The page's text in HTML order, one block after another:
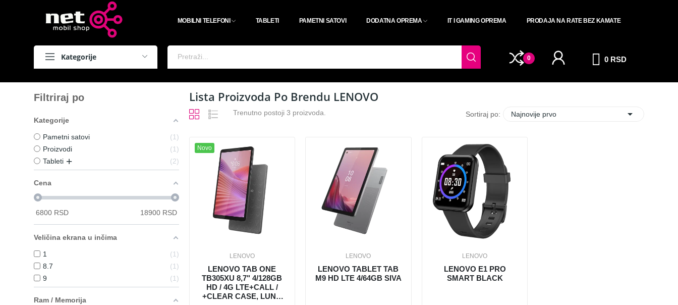
MOBILNI TELEFONI TABLETI PAMETNI SATOVI DODATNA OPREMA IT I GAMING OPREMA PRODAJA NA RATE BEZ KAMATE
Kategorije 0 0 RSD
Filtriraj po
Kategorije
Pametni satovi
1
Proizvodi
1
Tableti
2
Cena
6800 RSD 18900RSD
Veličina ekrana u inčima
1
1
8.7
1
9
1
Ram / Memorija
Lista Proizvoda Po Brendu LENOVO
Trenutno postoji 3 proizvoda. Sortiraj po: Najnovije prvo 
Novo
LENOVO
LENOVO TAB ONE
TB305XU 8,7" 4/128GB
HD / 4G LTE+CALL /
+CLEAR CASE, LUNA
LENOVO
LENOVO TABLET TAB
M9 HD LTE 4/64GB SIVA
LENOVO
LENOVO E1 PRO
SMART BLACK